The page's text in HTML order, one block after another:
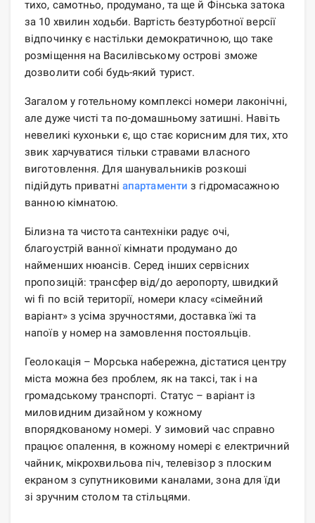
тихо, самотньо, продумано, та ще й Фінська затока
за 10 хвилин ходьби. Вартість безтурботної версії
відпочинку є настільки демократичною, що таке
розміщення на Василівському острові зможе
дозволити собі будь-який турист.
Загалом у готельному комплексі номери лаконічні,
але дуже чисті та по-домашньому затишні. Навіть
невеликі кухоньки є, що стає корисним для тих, хто
звик харчуватися тільки стравами власного
виготовлення. Для шанувальників розкоші
підійдуть приватні апартаменти з гідромасажною
ванною кімнатою.
Білизна та чистота сантехніки радує очі,
благоустрій ванної кімнати продумано до
найменших нюансів. Серед інших сервісних
пропозицій: трансфер від/до аеропорту, швидкий
wi fi по всій території, номери класу «сімейний
варіант» з усіма зручностями, доставка їжі та
напоїв у номер на замовлення постояльців.
Геолокація – Морська набережна, дістатися центру
міста можна без проблем, як на таксі, так і на
громадському транспорті. Статус – варіант із
миловидним дизайном у кожному
впорядкованому номері. У зимовий час справно
працює опалення, в кожному номері є електричний
чайник, мікрохвильова піч, телевізор з плоским
екраном з супутниковими каналами, зона для їди
зі зручним столом та стільцями.